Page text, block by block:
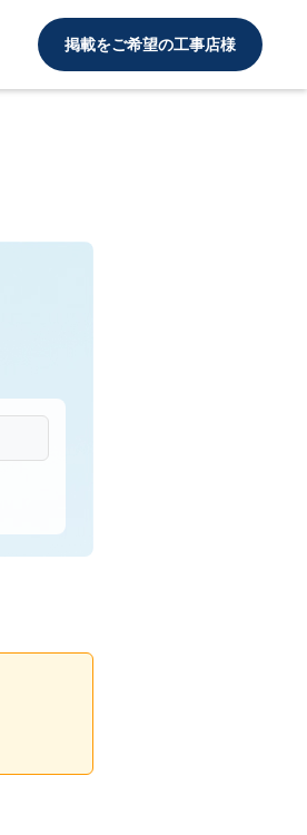
掲載をご希望の工事店様